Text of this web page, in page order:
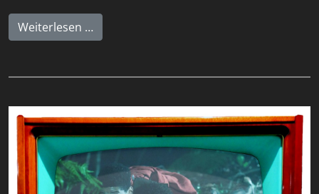
Weiterlesen …